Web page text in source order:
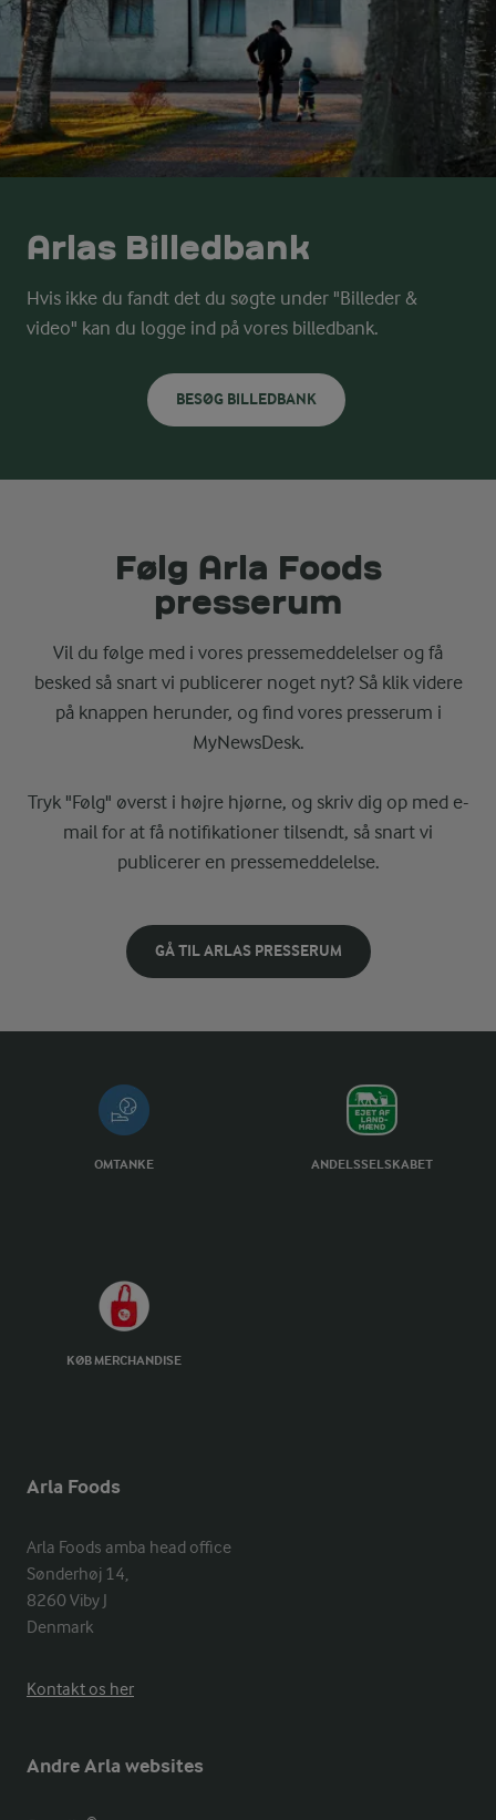
Arlas Billedbank
Hvis ikke du fandt det du søgte under "Billeder &
video" kan du logge ind på vores billedbank.
BESØG BILLEDBANK
Følg Arla Foods
presserum
Vil du følge med i vores pressemeddelelser og få
besked så snart vi publicerer noget nyt? Så klik videre
på knappen herunder, og find vores presserum i
MyNewsDesk.
Tryk "Følg" øverst i højre hjørne, og skriv dig op med e-
mail for at få notifikationer tilsendt, så snart vi
publicerer en pressemeddelelse.
GÅ TIL ARLAS PRESSERUM
OMTANKE ANDELSSELSKABET
KØB MERCHANDISE
Arla Foods
Arla Foods amba head office
Sønderhøj 14,
8260 Viby J
Denmark
Kontakt os her
Andre Arla websites